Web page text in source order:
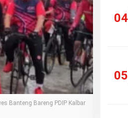
Banteng Bareng PDIP Kalbar